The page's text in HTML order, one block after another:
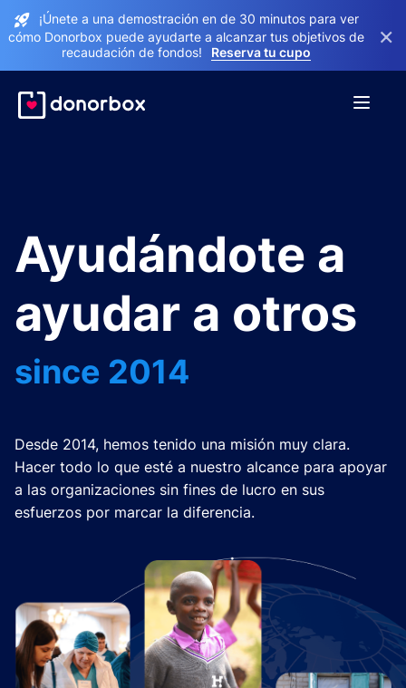
¡Únete a una demostración en de 30 minutos para ver
cómo Donorbox puede ayudarte a alcanzar tus objetivos de
recaudación de fondos!
Reserva tu cupo
×
Ayudándote a
ayudar a otros
since 2014
Desde 2014, hemos tenido una misión muy clara.
Hacer todo lo que esté a nuestro alcance para apoyar
a las organizaciones sin fines de lucro en sus
esfuerzos por marcar la diferencia.